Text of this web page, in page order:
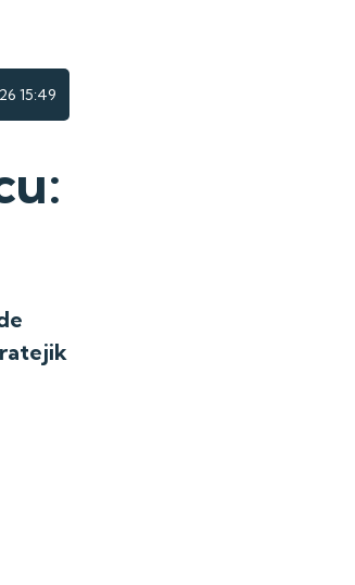
15:49